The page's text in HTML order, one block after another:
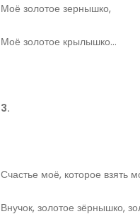
Моё золотое зернышко,
Моё золотое крылышко…
3.
Счастье моё, которое взять
Внучок, золотое зёрнышко,